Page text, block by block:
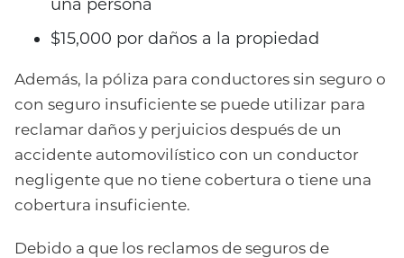
una persona
$15,000 por daños a la propiedad
Además, la póliza para conductores sin seguro o
con seguro insuficiente se puede utilizar para
reclamar daños y perjuicios después de un
accidente automovilístico con un conductor
negligente que no tiene cobertura o tiene una
cobertura insuficiente.
Debido a que los reclamos de seguros de